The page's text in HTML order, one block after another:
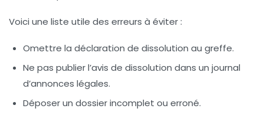
Voici une liste utile des erreurs à éviter :
Omettre la déclaration de dissolution au greffe.
Ne pas publier l’avis de dissolution dans un journal
d’annonces légales.
Déposer un dossier incomplet ou erroné.